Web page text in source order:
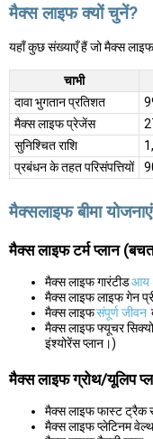
मैक्स लाइफ क्यों चुनें?
यहाँ कुछ संख्याएँ हैं जो मैक्स लाइफ
चाभी
दावा भुगतान प्रतिशत
मैक्स लाइफ प्रेजेंस
सुनिश्चित राशि
प्रबंधन के तहत परिसंपत्तियों
मैक्सलाइफ बीमा योजनाएं
मैक्स लाइफ टर्म प्लान
मैक्स लाइफ गारंटीडआय
मैक्स लाइफ लाइफ गेन
मैक्स लाइफसंपूर्ण जीवन
मैक्स लाइफ फ्यूचर
इंश्योरेंस प्लान।)
मैक्स लाइफ ग्रोथ/यूलिप
मैक्स लाइफ फास्ट ट्रैक
मैक्स लाइफ प्लेटिनम वेल्थ